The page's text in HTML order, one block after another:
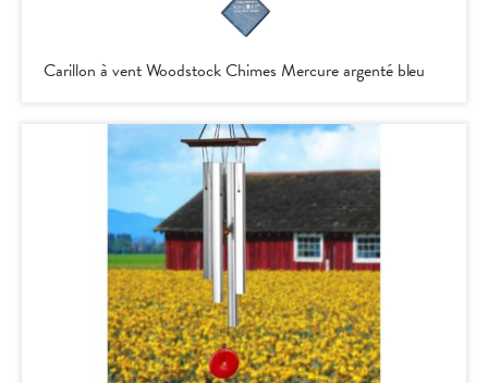
Carillon à vent Woodstock Chimes Mercure argenté bleu